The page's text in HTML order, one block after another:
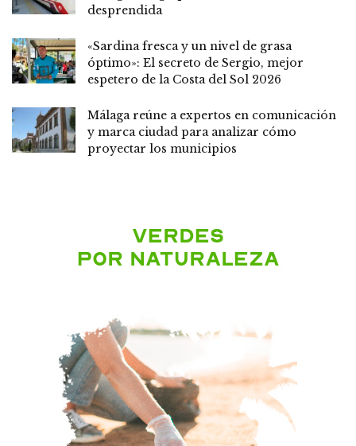
desprendida
«Sardina fresca y un nivel de grasa
óptimo»: El secreto de Sergio, mejor
espetero de la Costa del Sol 2026
Málaga reúne a expertos en comunicación
y marca ciudad para analizar cómo
proyectar los municipios